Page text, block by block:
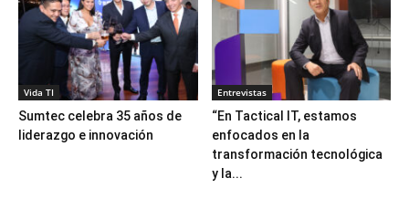
Vida TI
Sumtec celebra 35 años de
liderazgo e innovación
Entrevistas
“En Tactical IT, estamos
enfocados en la
transformación tecnológica
y la...